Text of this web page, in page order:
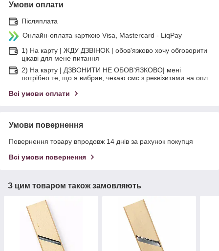
Умови оплати
Післяплата
Онлайн-оплата карткою Visa, Mastercard - LiqPay
1) На карту | ЖДУ ДЗВІНОК | обов'язково хочу обговорити
цікаві для мене питання
2) На карту | ДЗВОНИТИ НЕ ОБОВ'ЯЗКОВО| мені
потрібно те, що я вибрав, чекаю смс з реквізитами на опл
Всі умови оплати
Умови повернення
Повернення товару впродовж 14 днів за рахунок покупця
Всі умови повернення
З цим товаром також замовляють